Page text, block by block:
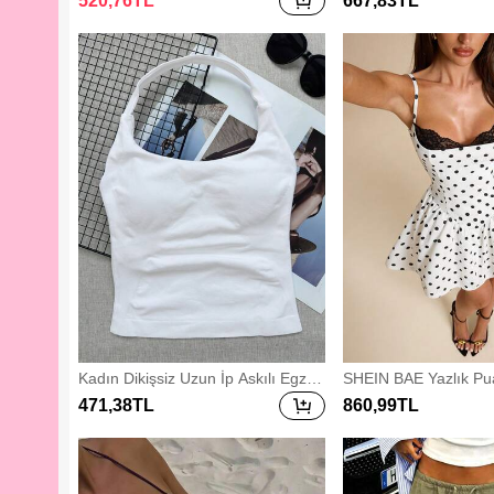
şetli Uzun Kollu Bluz
Kadın Dikişsiz Uzun İp Askılı Egzer
siz Üstü, Çıkarılabilir Dolgulu Dahili
Sütyenli Spor Yoga Atlet, Athleisure
471,38TL
SHEIN BAE Yazlık
Siyah Dantel Yamalı
Kabarık Etek,
ünü Partisi Mini
860,99TL